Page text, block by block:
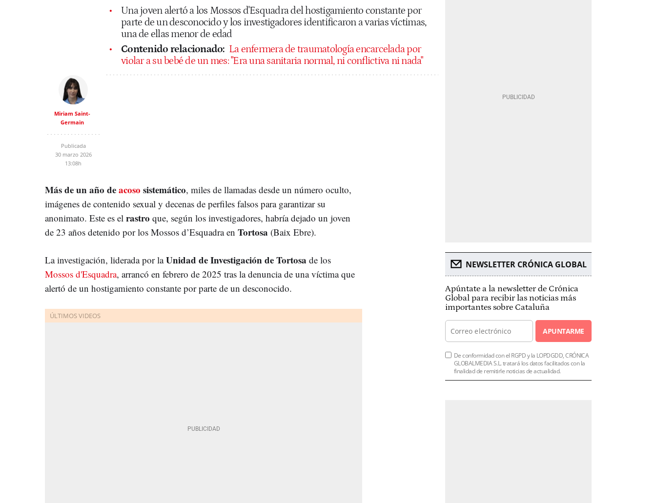
Una joven alertó a los Mossos d'Esquadra del hostigamiento constante por
parte de un desconocido y los investigadores identificaron a varias víctimas,
una de ellas menor de edad
Contenido relacionado: La enfermera de traumatología encarcelada por
violar a su bebé de un mes: "Era una sanitaria normal, ni conflictiva ni nada"
Miriam Saint-
Germain
Publicada
30 marzo 2026
13:08h
Más de un año deacoso sistemático, miles de llamadas desde un número oculto,
imágenes de contenido sexual y decenas de perfiles falsos para garantizar su
anonimato. Este es el rastro que, según los investigadores, habría dejado un joven
de 23 años detenido por los Mossos d’Esquadra en Tortosa (Baix Ebre).
La investigación, liderada por laUnidad de Investigación de Tortosa de los
Mossos d'Esquadra, arrancó en febrero de 2025 tras la denuncia de una víctima que
alertó de un hostigamiento constante por parte de un desconocido.
NEWSLETTER CRÓNICA GLOBAL
Apúntate a la newsletter de Crónica
Global para recibir las noticias más
importantes sobre Cataluña
APUNTARME
De conformidad con el RGPD y la LOPDGDD, CRÓNICA
GLOBALMEDIA S.L. tratará los datos facilitados con la
finalidad de remitirle noticias de actualidad.